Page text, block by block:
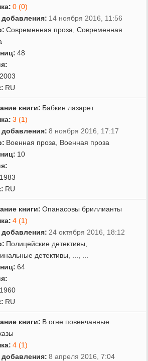
переведены на ряд языков СССР и
0 (0)
добавления: 14 ноября 2016, 11:56
Современная проза ,Современная
48
2003
RU
книги: Бабкин лазарет
3 (1)
добавления: 8 ноября 2016, 17:17
Военная проза
Военная проза
10
1983
RU
книги: Опанасовы бриллианты
4 (1)
добавления: 24 октября 2016, 18:12
Полицейские детективы
детективы
64
1960
RU
книги: В огне повенчанные.
4 (1)
добавления: 8 апреля 2016, 7:04